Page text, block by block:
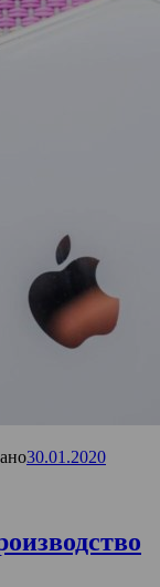
30.01.2020